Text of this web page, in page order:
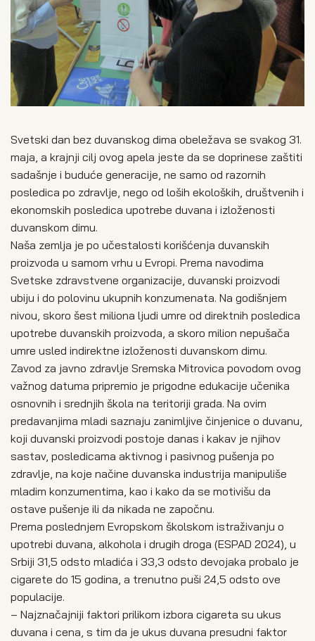
Svetski dan bez duvanskog dima obeležava se svakog 31.
maja, a krajnji cilj ovog apela jeste da se doprinese zaštiti
sadašnje i buduće generacije, ne samo od razornih
posledica po zdravlje, nego od loših ekoloških, društvenih i
ekonomskih posledica upotrebe duvana i izloženosti
duvanskom dimu.
Naša zemlja je po učestalosti korišćenja duvanskih
proizvoda u samom vrhu u Evropi. Prema navodima
Svetske zdravstvene organizacije, duvanski proizvodi
ubiju i do polovinu ukupnih konzumenata. Na godišnjem
nivou, skoro šest miliona ljudi umre od direktnih posledica
upotrebe duvanskih proizvoda, a skoro milion nepušača
umre usled indirektne izloženosti duvanskom dimu.
Zavod za javno zdravlje Sremska Mitrovica povodom ovog
važnog datuma pripremio je prigodne edukacije učenika
osnovnih i srednjih škola na teritoriji grada. Na ovim
predavanjima mladi saznaju zanimljive činjenice o duvanu,
koji duvanski proizvodi postoje danas i kakav je njihov
sastav, posledicama aktivnog i pasivnog pušenja po
zdravlje, na koje načine duvanska industrija manipuliše
mladim konzumentima, kao i kako da se motivišu da
ostave pušenje ili da nikada ne započnu.
Prema poslednjem Evropskom školskom istraživanju o
upotrebi duvana, alkohola i drugih droga (ESPAD 2024), u
Srbiji 31,5 odsto mladića i 33,3 odsto devojaka probalo je
cigarete do 15 godina, a trenutno puši 24,5 odsto ove
populacije.
– Najznačajniji faktori prilikom izbora cigareta su ukus
duvana i cena, s tim da je ukus duvana presudni faktor